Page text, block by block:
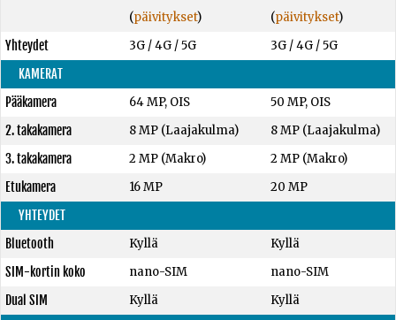
(päivitykset)
(päivitykset)
Yhteydet
3G / 4G / 5G
3G / 4G / 5G
KAMERAT
Pääkamera
64 MP, OIS
50 MP, OIS
2. takakamera
8 MP (Laajakulma)
8 MP (Laajakulma)
3. takakamera
2 MP (Makro)
2 MP (Makro)
Etukamera
16 MP
20 MP
YHTEYDET
Bluetooth
Kyllä
Kyllä
SIM-kortin koko
nano-SIM
nano-SIM
Dual SIM
Kyllä
Kyllä